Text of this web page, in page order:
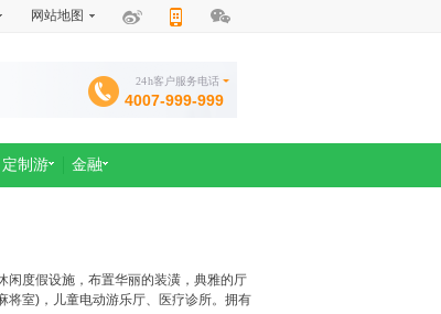
网站地图
24h客户服务电话
4007-999-999
定制游 金融
闲度假设施，布置华丽的装潢，典雅的厅
将室)，儿童电动游乐厅、医疗诊所。拥有